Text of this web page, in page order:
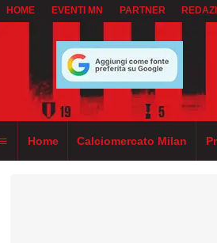
HOME EVENTI MN PARTNER
Home Calciomercato Milan